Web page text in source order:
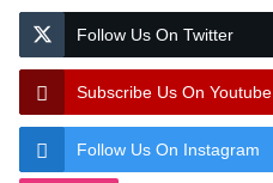
Follow Us On Twitter
Subscribe Us On Youtube
Follow Us On Instagram